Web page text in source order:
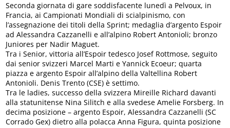
Seconda giornata di gare soddisfacente lunedì a Pelvoux, in
Francia, ai Campionati Mondiali di scialpinismo, con
l’assegnazione dei titoli della Sprint; medaglia d’argento Espoir
ad Alessandra Cazzanelli e all’alpino Robert Antonioli; bronzo
Juniores per Nadir Maguet.
Tra i Senior, vittoria all’Espoir tedesco Josef Rottmose, seguito
dai senior svizzeri Marcel Marti e Yannick Ecoeur; quarta
piazza e argento Espoir all’alpino della Valtellina Robert
Antonioli. Denis Trento (CSE) è settimo.
Tra le ladies, successo della svizzera Mireille Richard davanti
alla statunitense Nina Silitch e alla svedese Amelie Forsberg. In
decima posizione – argento Espoir, Alessandra Cazzanelli (SC
Corrado Gex) dietro alla polacca Anna Figura, quinta posizione